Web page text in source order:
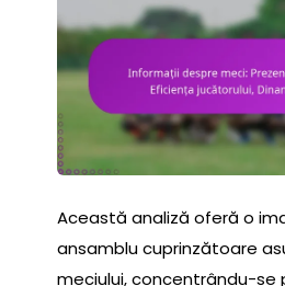
Această analiză oferă o
ansamblu cuprinzătoare
meciului, concentrându-se